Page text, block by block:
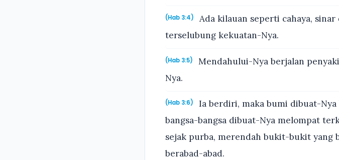
(Hab 3:4)
Ada kilauan seperti cahaya,
terselubung kekuatan-Nya.
(Hab 3:5)
Mendahului-Nya berjalan
Nya.
(Hab 3:6)
Ia berdiri, maka bumi dibuat-
bangsa-bangsa dibuat-Nya melompat
sejak purba, merendah bukit-bukit yang
berabad-abad.